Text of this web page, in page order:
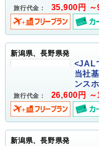
旅行代金： 35,900円 ～
新潟県、長野県発
<JAL
当社
ンス
旅行代金： 26,600円 ～
新潟県、長野県発